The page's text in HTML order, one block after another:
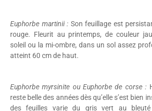
Euphorbe martinii : Son feuillage est
rouge. Fleurit au printemps, de couleur
soleil ou la mi-ombre, dans un sol assez
atteint 60 cm de haut.
Euphorbe myrsinite ou Euphorbe de corse :
reste belle des années dès qu’elle s’est bien
des feuilles varie du gris vert au